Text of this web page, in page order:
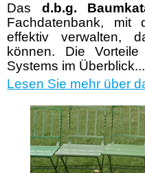
Das d.b.g.
Fachdatenbank, mit
effektiv verwalten,
können. Die Vorteile
Systems im Überblick...
Lesen Sie mehr über